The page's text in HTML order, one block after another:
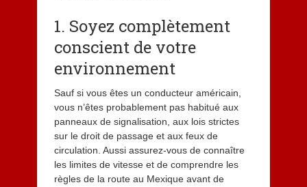
1. Soyez complètement
conscient de votre
environnement
Sauf si vous êtes un conducteur américain,
vous n’êtes probablement pas habitué aux
panneaux de signalisation, aux lois strictes
sur le droit de passage et aux feux de
circulation. Aussi assurez-vous de connaître
les limites de vitesse et de comprendre les
règles de la route au Mexique avant de